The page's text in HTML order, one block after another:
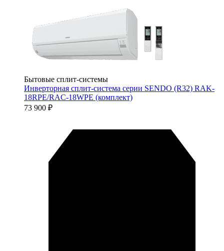
Бытовые сплит-системы
Инверторная сплит-система серии SENDO (R32) RAK-
18RPE/RAC-18WPE (комплект)
73 900 ₽